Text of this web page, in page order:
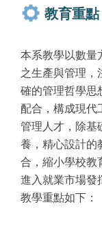
教育重點
本系教學以數量
之生產與管理，
確的管理哲學思
配合，構成現代
管理人才，除基
養，精心設計的
合，縮小學校教
進入就業市場發
教學重點如下：